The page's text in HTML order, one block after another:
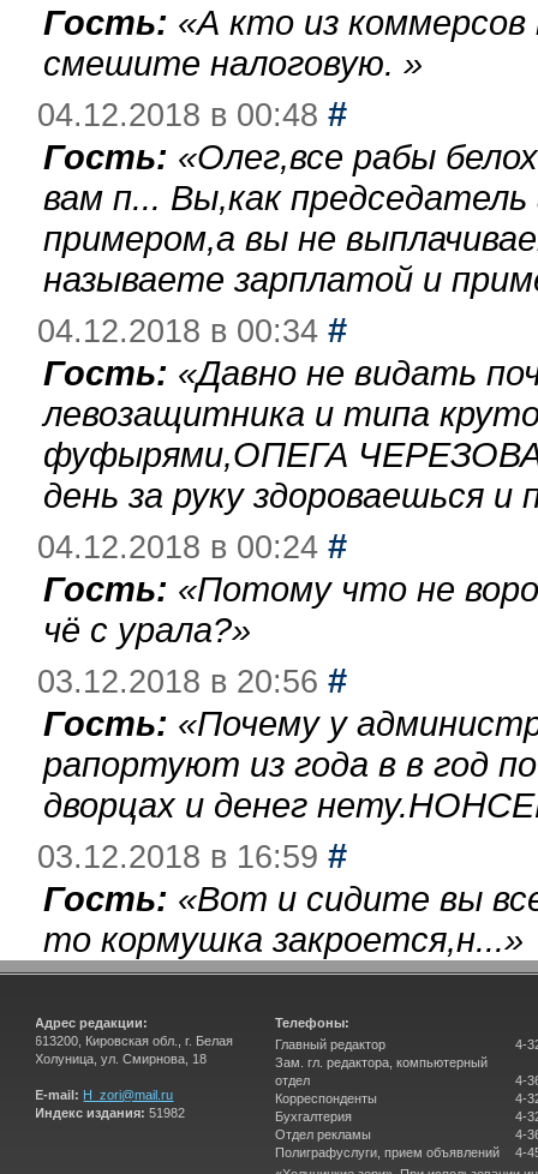
Гость: «А кто из
смешите налоговую. »
04.12.2018 в 00:48 #
Гость: «Олег,все рабы
вам п... Вы,как
примером,а вы не
называете зарплатой и
04.12.2018 в 00:34 #
Гость: «Давно не видать
левозащитника и типа
фуфырями,ОПЕГА
день за руку здороваешься
04.12.2018 в 00:24 #
Гость: «Потому что не
чё с урала?»
03.12.2018 в 20:56 #
Гость: «Почему у
рапортуют из года в в год
дворцах и денег
03.12.2018 в 16:59 #
Гость: «Вот и сидите вы
то кормушка закроется,н...»
Адрес редакции:
613200, Кировская обл., г. Белая
Холуница, ул. Смирнова, 18
E-mail: H_zori@mail.ru
Индекс издания: 51982
Телефоны:
Главный редактор
Зам. гл. редактора, компьютерный
отдел
Корреспонденты
Бухгалтерия
Отдел рекламы
Полиграфуслуги, прием объявлений
4-
4-
4-
4-
4-
4-